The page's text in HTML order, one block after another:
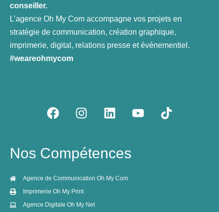
conseiller.
L’agence Oh My Com accompagne vos projets en
stratégie de communication, création graphique,
imprimerie, digital, relations presse et événementiel.
#weareohmycom
F
a
b
o
k
I
n
a
r
a
m
L
i
e
i
Y
o
T
i
Nos Compétences
Agence de Communication Oh My Com
Imprimerie Oh My Print
Agence Digitale Oh My Net